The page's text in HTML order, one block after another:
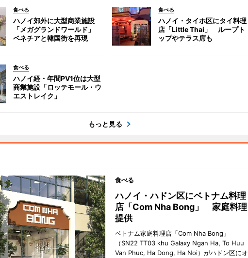
食べる
ハノイ郊外に大型商業施設
「メガグランドワールド」
ベネチアと韓国街を再現
食べる
ハノイ・タイホ区にタイ料理
店「Little Thai」 ループト
ップやテラス席も
食べる
ハノイ経・年間PV1位は大型
商業施設「ロッテモール・ウ
エストレイク」
もっと見る
食べる
ハノイ・ハドン区にベトナム料理
店「Com Nha Bong」 家庭料理
提供
ベトナム家庭料理店「Com Nha Bong」
（SN22 TT03 khu Galaxy Ngan Ha, To Huu
Van Phuc, Ha Dong, Ha Noi）がハドン区にオ